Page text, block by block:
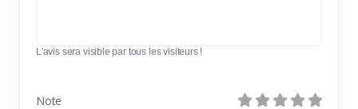
L'avis sera visible par tous les visiteurs !
Note